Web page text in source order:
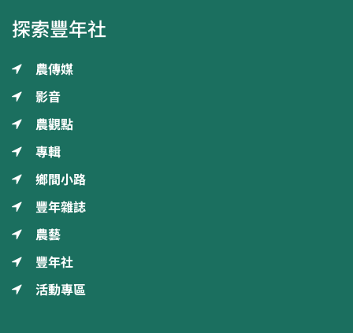
探索豐年社
農傳媒
影音
農觀點
專輯
鄉間小路
豐年雜誌
農藝
豐年社
活動專區